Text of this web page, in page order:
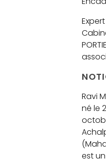
Expert
Ravi
né le
est